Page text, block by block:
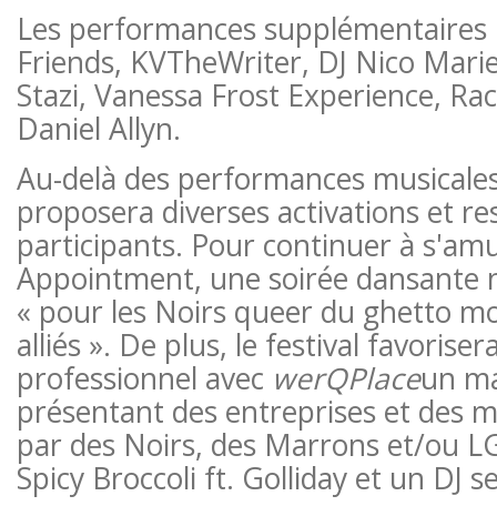
Les performances
Friends, KVTheWriter, DJ Nico
Stazi, Vanessa Frost Experience,
Daniel Allyn.
Au-delà des performances
proposera diverses activations et
participants. Pour continuer à
Appointment, une soirée dansante
« pour les Noirs queer du ghetto
alliés ». De plus, le festival
professionnel avec werQPlaceun
présentant des entreprises et des
par des Noirs, des Marrons et/ou
Spicy Broccoli ft. Golliday et un DJ